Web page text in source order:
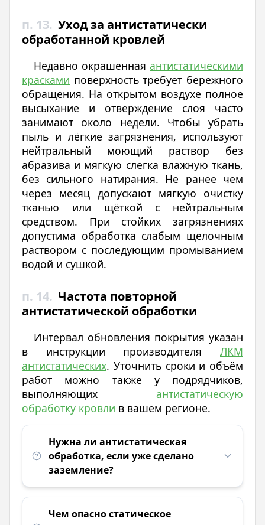
п. 13. Уход за антистатически
обработанной кровлей
Недавно окрашенная антистатическими
красками поверхность требует бережного
обращения. На открытом воздухе полное
высыхание и отверждение слоя часто
занимают около недели. Чтобы убрать
пыль и лёгкие загрязнения, используют
нейтральный моющий раствор без
абразива и мягкую слегка влажную ткань,
без сильного натирания. Не ранее чем
через месяц допускают мягкую очистку
тканью или щёткой с нейтральным
средством. При стойких загрязнениях
допустима обработка слабым щелочным
раствором с последующим промыванием
водой и сушкой.
п. 14. Частота повторной
антистатической обработки
Интервал обновления покрытия указан
в инструкции производителя ЛКМ
антистатических. Уточнить сроки и объём
работ можно также у подрядчиков,
выполняющих антистатическую
обработку кровли в вашем регионе.
Нужна ли антистатическая
обработка, если уже сделано
заземление?
Чем опасно статическое